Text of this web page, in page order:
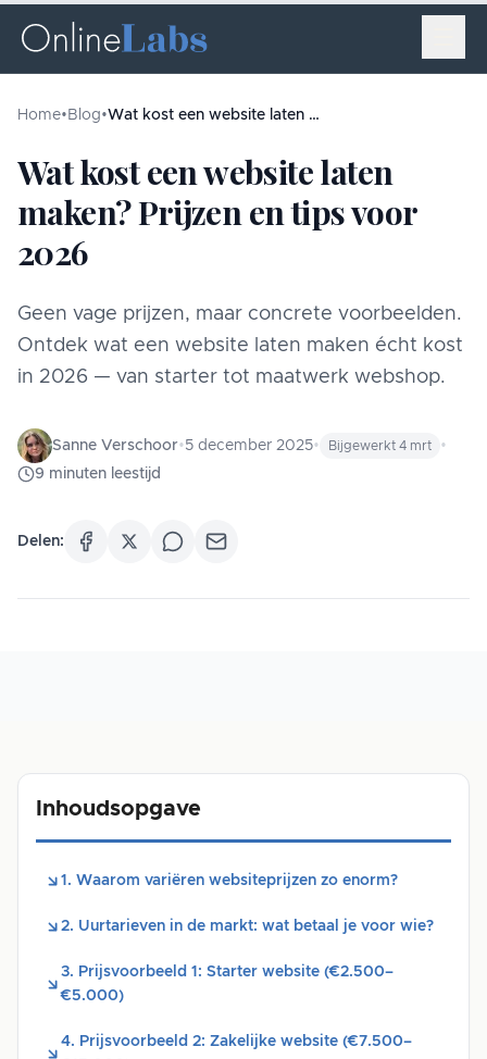
Home• Blog• Wat kost een website laten maken? Prijzen en tips voor 2026
Wat kost een website laten
maken? Prijzen en tips voor
2026
Geen vage prijzen, maar concrete voorbeelden.
Ontdek wat een website laten maken écht kost
in 2026 — van starter tot maatwerk webshop.
Sanne Verschoor•5 december 2025• Bijgewerkt 4 mrt
•
9 minuten leestijd
Delen:
Inhoudsopgave
1. Waarom variëren websiteprijzen zo enorm?
2. Uurtarieven in de markt: wat betaal je voor wie?
3. Prijsvoorbeeld 1: Starter website (€2.500–
€5.000)
4. Prijsvoorbeeld 2: Zakelijke website (€7.500–